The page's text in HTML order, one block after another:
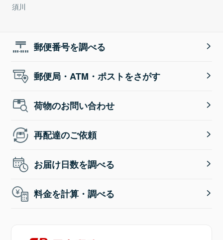
須川
郵便番号を調べる
郵便局・ATM・ポストをさがす
荷物のお問い合わせ
再配達のご依頼
お届け日数を調べる
料金を計算・調べる